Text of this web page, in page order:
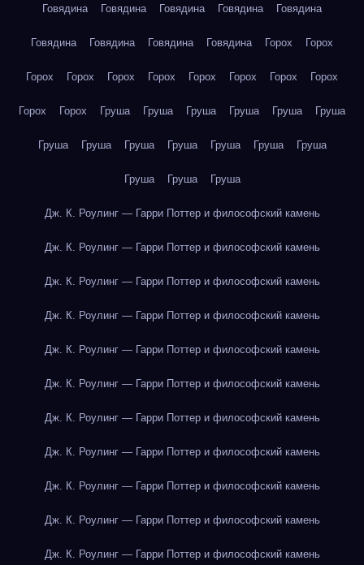
Говядина Говядина Говядина Говядина Говядина
Говядина Говядина Говядина Говядина Горох Горох
Горох Горох Горох Горох Горох Горох Горох Горох
Горох Горох Груша Груша Груша Груша Груша Груша
Груша Груша Груша Груша Груша Груша Груша
Груша Груша Груша
Дж. К. Роулинг — Гарри Поттер и философский камень
Дж. К. Роулинг — Гарри Поттер и философский камень
Дж. К. Роулинг — Гарри Поттер и философский камень
Дж. К. Роулинг — Гарри Поттер и философский камень
Дж. К. Роулинг — Гарри Поттер и философский камень
Дж. К. Роулинг — Гарри Поттер и философский камень
Дж. К. Роулинг — Гарри Поттер и философский камень
Дж. К. Роулинг — Гарри Поттер и философский камень
Дж. К. Роулинг — Гарри Поттер и философский камень
Дж. К. Роулинг — Гарри Поттер и философский камень
Дж. К. Роулинг — Гарри Поттер и философский камень